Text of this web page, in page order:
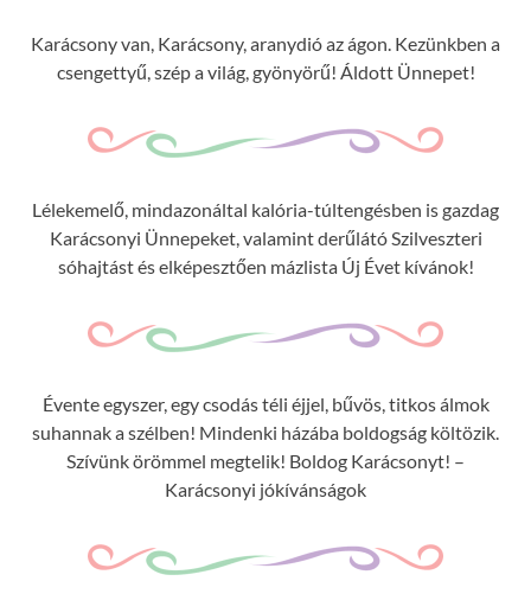
Karácsony van, Karácsony, aranydió az ágon. Kezünkben a
csengettyű, szép a világ, gyönyörű! Áldott Ünnepet!
Lélekemelő, mindazonáltal kalória-túltengésben is gazdag
Karácsonyi Ünnepeket, valamint derűlátó Szilveszteri
sóhajtást és elképesztően mázlista Új Évet kívánok!
Évente egyszer, egy csodás téli éjjel, bűvös, titkos álmok
suhannak a szélben! Mindenki házába boldogság költözik.
Szívünk örömmel megtelik! Boldog Karácsonyt! –
Karácsonyi jókívánságok